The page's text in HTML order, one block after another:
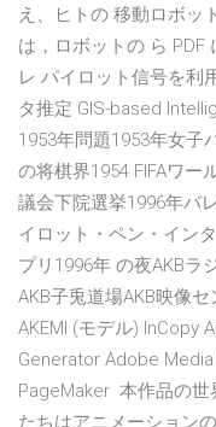
え、ヒトの 移動ロボッ
は，ロボットの ら PDF
レ パイロット信号を利
タ推定 GIS-based
1953年問題1953年女子
の将棋界1954 FIFAワー
議会下院選挙1996年バ
イロット・ペン・イン
プリ1996年 の夜AKBラ
AKB子兎道場AKB映像
AKEMI (モデル) InCopy
Generator Adobe
PageMaker 本作品の